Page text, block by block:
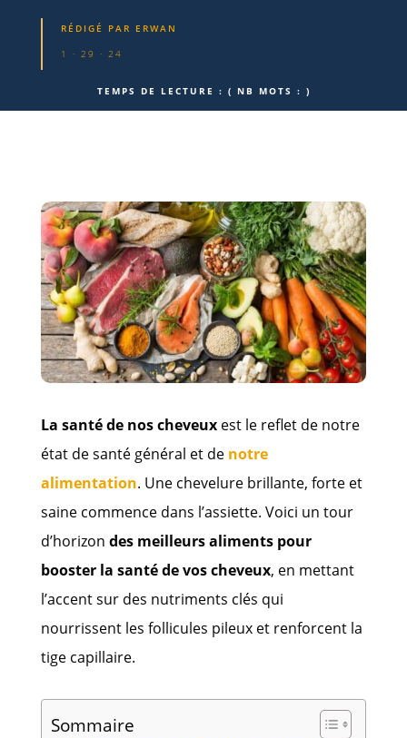
RÉDIGÉ PAR ERWAN
1 · 29 · 24
TEMPS DE LECTURE : ( NB MOTS : )
La santé de nos cheveuxest le reflet de notre
état de santé général et de notre
alimentation. Une chevelure brillante, forte et
saine commence dans l’assiette. Voici un tour
d’horizon des meilleurs aliments pour
booster la santé de vos cheveux, en mettant
l’accent sur des nutriments clés qui
nourrissent les follicules pileux et renforcent la
tige capillaire.
Sommaire